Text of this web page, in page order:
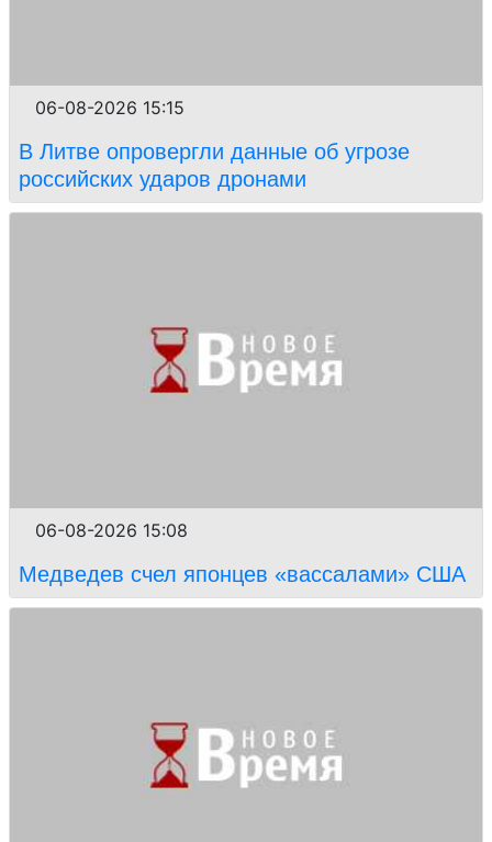
06-08-2026 15:15
В Литве опровергли данные об угрозе
российских ударов дронами
06-08-2026 15:08
Медведев счел японцев «вассалами» США